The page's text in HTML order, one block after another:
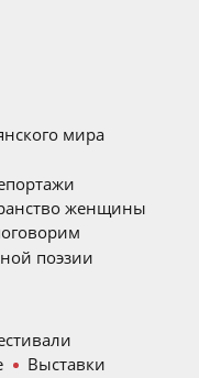
мира
женщины
поэзии
Выставки